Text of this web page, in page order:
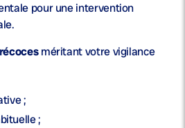
pour une intervention
méritant votre vigilance
;
;